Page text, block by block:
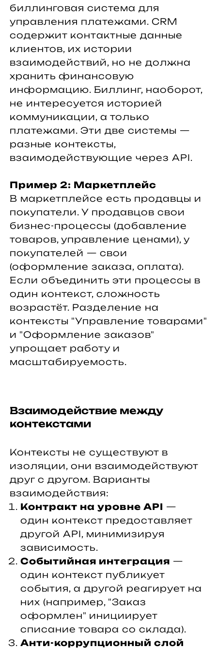
биллинговая система для
управления платежами. CRM
содержит контактные данные
клиентов, их истории
взаимодействий, но не должна
хранить финансовую
информацию. Биллинг, наоборот,
не интересуется историей
коммуникации, а только
платежами. Эти две системы —
разные контексты,
взаимодействующие через API.
Пример 2: Маркетплейс
В маркетплейсе есть продавцы и
покупатели. У продавцов свои
бизнес-процессы (добавление
товаров, управление ценами), у
покупателей — свои
(оформление заказа, оплата).
Если объединить эти процессы в
один контекст, сложность
возрастёт. Разделение на
контексты "Управление товарами"
и "Оформление заказов"
упрощает работу и
масштабируемость.
Взаимодействие между
контекстами
Контексты не существуют в
изоляции, они взаимодействуют
друг с другом. Варианты
взаимодействия:
Контракт на уровне API —
один контекст предоставляет
другой API, минимизируя
зависимость.
Событийная интеграция —
один контекст публикует
события, а другой реагирует на
них (например, "Заказ
оформлен" инициирует
списание товара со склада).
Анти-коррупционный слой